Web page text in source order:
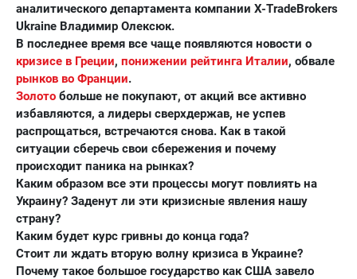
аналитического департамента компании X-TradeBrokers
Ukraine Владимир Олексюк.
В последнее время все чаще появляются новости о
кризисе в Греции, понижении рейтинга Италии, обвале
рынков во Франции.
Золото больше не покупают, от акций все активно
избавляются, а лидеры сверхдержав, не успев
распрощаться, встречаются снова. Как в такой
ситуации сберечь свои сбережения и почему
происходит паника на рынках?
Каким образом все эти процессы могут повлиять на
Украину? Заденут ли эти кризисные явления нашу
страну?
Каким будет курс гривны до конца года?
Стоит ли ждать вторую волну кризиса в Украине?
Почему такое большое государство как США завело